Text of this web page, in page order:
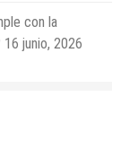
con la
16 junio, 2026